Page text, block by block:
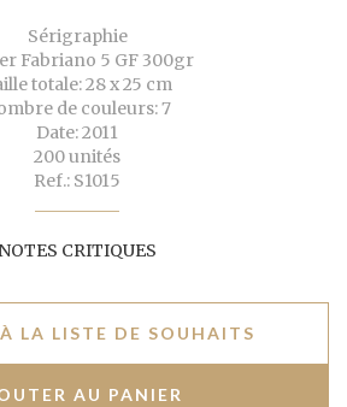
Sérigraphie
Fabriano 5 GF 300gr
totale: 28 x 25 cm
de couleurs: 7
Date: 2011
200 unités
Ref.: S1015
NOTES CRITIQUES
LA LISTE DE SOUHAITS